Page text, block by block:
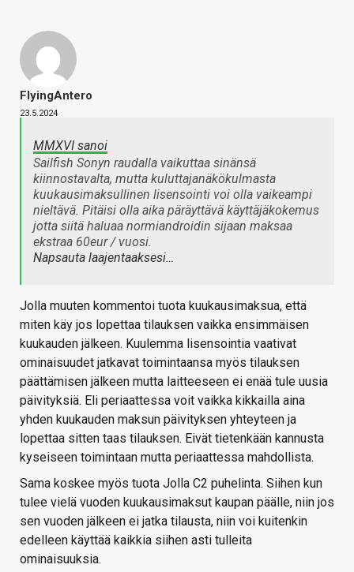
FlyingAntero
23.5.2024
MMXVI sanoi
Sailfish Sonyn raudalla vaikuttaa sinänsä
kiinnostavalta, mutta kuluttajanäkökulmasta
kuukausimaksullinen lisensointi voi olla vaikeampi
nieltävä. Pitäisi olla aika päräyttävä käyttäjäkokemus
jotta siitä haluaa normiandroidin sijaan maksaa
ekstraa 60eur / vuosi.
Napsauta laajentaaksesi…
Jolla muuten kommentoi tuota kuukausimaksua, että
miten käy jos lopettaa tilauksen vaikka ensimmäisen
kuukauden jälkeen. Kuulemma lisensointia vaativat
ominaisuudet jatkavat toimintaansa myös tilauksen
päättämisen jälkeen mutta laitteeseen ei enää tule uusia
päivityksiä. Eli periaattessa voit vaikka kikkailla aina
yhden kuukauden maksun päivityksen yhteyteen ja
lopettaa sitten taas tilauksen. Eivät tietenkään kannusta
kyseiseen toimintaan mutta periaattessa mahdollista.
Sama koskee myös tuota Jolla C2 puhelinta. Siihen kun
tulee vielä vuoden kuukausimaksut kaupan päälle, niin jos
sen vuoden jälkeen ei jatka tilausta, niin voi kuitenkin
edelleen käyttää kaikkia siihen asti tulleita
ominaisuuksia.